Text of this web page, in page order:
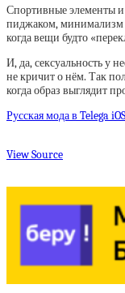
Спортивные элементы
пиджаком, минимализм
когда вещи будто
И, да, сексуальность у
не кричит о нём. Так
когда образ выглядит
Русская мода в Telega iOS
View Source